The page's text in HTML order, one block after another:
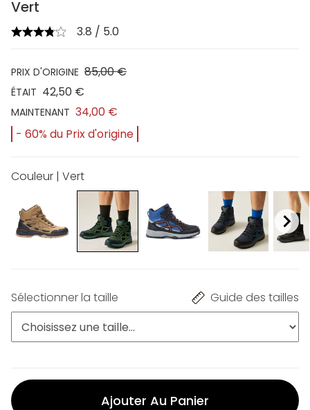
Vert
3.8 / 5.0
PRIX D'ORIGINE 85,00 €
ÉTAIT 42,50 €
MAINTENANT 34,00 €
- 60% du Prix d'origine
Couleur | Vert
Sélectionner la taille Guide des tailles
Ajouter Au Panier